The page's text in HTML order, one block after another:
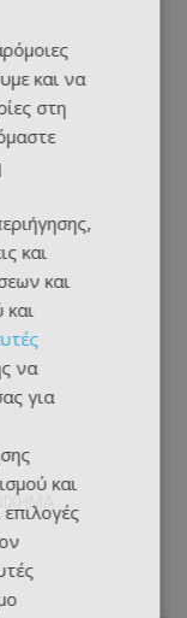
και να
στη
και
και
και
να
για
και